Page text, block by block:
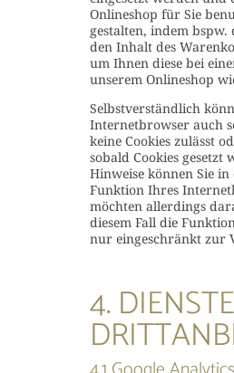
Onlineshop für Sie
gestalten, indem
den Inhalt des
um Ihnen diese bei
unserem Onlineshop
Selbstverständlich
Internetbrowser auch
keine Cookies zulässt
sobald Cookies gesetzt
Hinweise können Sie
Funktion Ihres
möchten allerdings
diesem Fall die
nur eingeschränkt zur
4.